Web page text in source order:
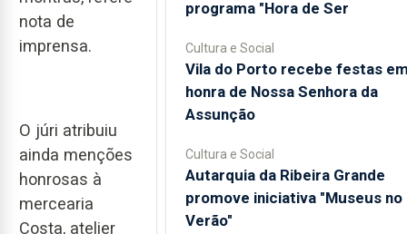
nota de
imprensa.
O júri atribuiu
ainda menções
honrosas à
mercearia
Costa, atelier
programa "Hora de Ser
Cultura e Social
Vila do Porto recebe festas
honra de Nossa Senhora da
Assunção
Cultura e Social
Autarquia da Ribeira Grande
promove iniciativa "Museus no
Verão"